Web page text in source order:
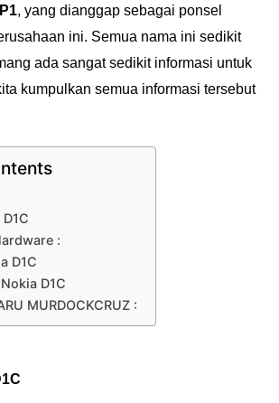
, yang dianggap sebagai ponsel
ini. Semua nama ini sedikit
ada sangat sedikit informasi untuk
kumpulkan semua informasi tersebut
:
D1C
D1C
MURDOCKCRUZ :